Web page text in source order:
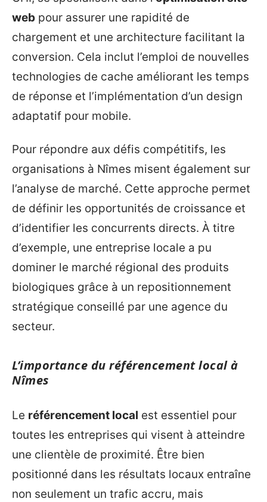
web pour assurer une rapidité de
chargement et une architecture facilitant la
conversion. Cela inclut l’emploi de nouvelles
technologies de cache améliorant les temps
de réponse et l’implémentation d’un design
adaptatif pour mobile.
Pour répondre aux défis compétitifs, les
organisations à Nîmes misent également sur
l’analyse de marché. Cette approche permet
de définir les opportunités de croissance et
d’identifier les concurrents directs. À titre
d’exemple, une entreprise locale a pu
dominer le marché régional des produits
biologiques grâce à un repositionnement
stratégique conseillé par une agence du
secteur.
L’importance du référencement local à
Nîmes
Le référencement local est essentiel pour
toutes les entreprises qui visent à atteindre
une clientèle de proximité. Être bien
positionné dans les résultats locaux entraîne
non seulement un trafic accru, mais